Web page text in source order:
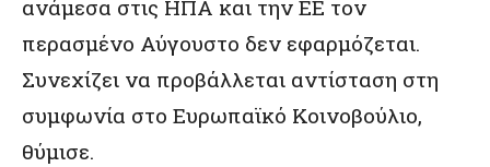
ανάμεσα στις ΗΠΑ και την ΕΕ τον
περασμένο Αύγουστο δεν εφαρμόζεται.
Συνεχίζει να προβάλλεται αντίσταση στη
συμφωνία στο Ευρωπαϊκό Κοινοβούλιο,
θύμισε.